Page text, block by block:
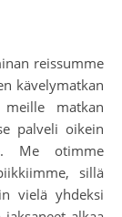
kävelymatkan
matkan
palveli oikein
Me otimme
sillä
vielä yhdeksi